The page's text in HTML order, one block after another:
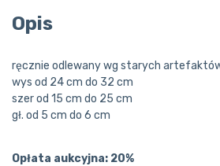
Opis
ręcznie odlewany wg starych
wys od 24 cm do 32 cm
szer od 15 cm do 25 cm
Opłata aukcyjna: 20%